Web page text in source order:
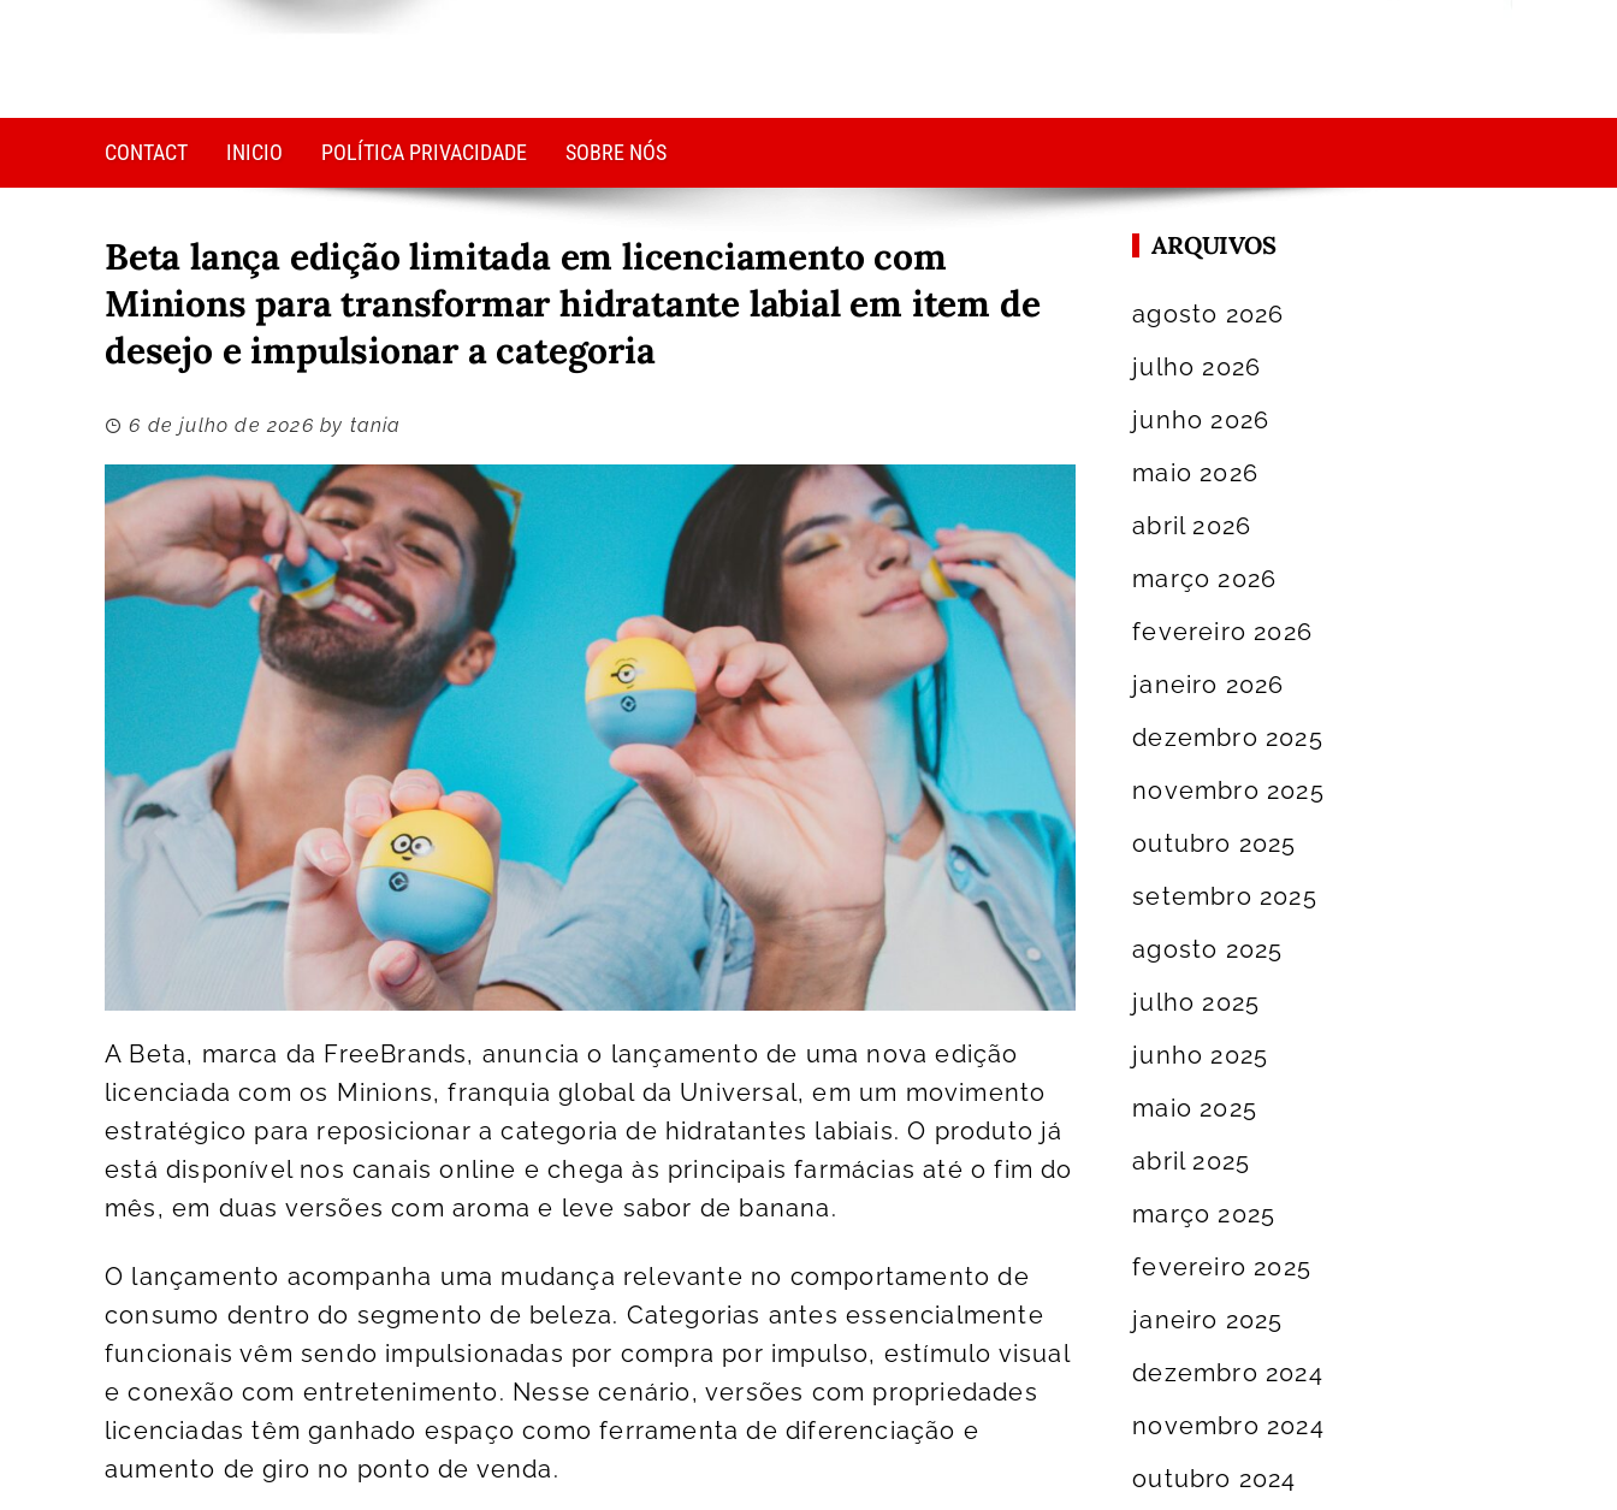
CONTACT INICIO POLÍTICA PRIVACIDADE SOBRE NÓS
Beta lança edição limitada em licenciamento com
Minions para transformar hidratante labial em item de
desejo e impulsionar a categoria
6 de julho de 2026 by tania
A Beta, marca da FreeBrands, anuncia o lançamento de uma nova edição
licenciada com os Minions, franquia global da Universal, em um movimento
estratégico para reposicionar a categoria de hidratantes labiais. O produto já
está disponível nos canais online e chega às principais farmácias até o fim do
mês, em duas versões com aroma e leve sabor de banana.
O lançamento acompanha uma mudança relevante no comportamento de
consumo dentro do segmento de beleza. Categorias antes essencialmente
funcionais vêm sendo impulsionadas por compra por impulso, estímulo visual
e conexão com entretenimento. Nesse cenário, versões com propriedades
licenciadas têm ganhado espaço como ferramenta de diferenciação e
aumento de giro no ponto de venda.
ARQUIVOS
agosto 2026
julho 2026
junho 2026
maio 2026
abril 2026
março 2026
fevereiro 2026
janeiro 2026
dezembro 2025
novembro 2025
outubro 2025
setembro 2025
agosto 2025
julho 2025
junho 2025
maio 2025
abril 2025
março 2025
fevereiro 2025
janeiro 2025
dezembro 2024
novembro 2024
outubro 2024